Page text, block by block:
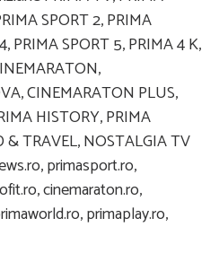
SPORT 2, PRIMA
PRIMA SPORT 5, PRIMA 4 K,
CINEMARATON PLUS,
HISTORY, PRIMA
& TRAVEL, NOSTALGIA TV
primasport.ro,
cinemaraton.ro,
primaplay.ro,